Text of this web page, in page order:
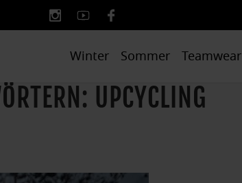
Winter Sommer Teamwear
UPCYCLING